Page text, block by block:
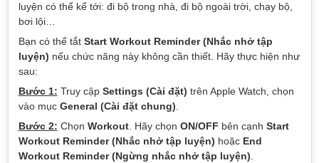
luyện có thể kể tới: đi bộ trong nhà, đi bộ ngoài trời, chạy bộ,
bơi lội…
Bạn có thể tắt Start Workout Reminder (Nhắc nhở tập
luyện) nếu chức năng này không cần thiết. Hãy thực hiện như
sau:
Bước 1: Truy cập Settings (Cài đặt) trên Apple Watch, chọn
vào mục General (Cài đặt chung).
Bước 2: Chọn Workout. Hãy chọn ON/OFF bên cạnh Start
Workout Reminder (Nhắc nhở tập luyện) hoặcEnd
Workout Reminder (Ngừng nhắc nhở tập luyện).